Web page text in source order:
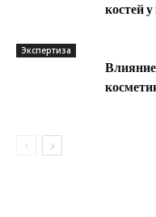
костей
Экспертиза
Влияние